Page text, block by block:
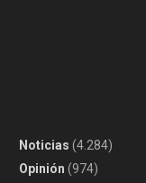
Noticias (4.284)
Opinión (974)